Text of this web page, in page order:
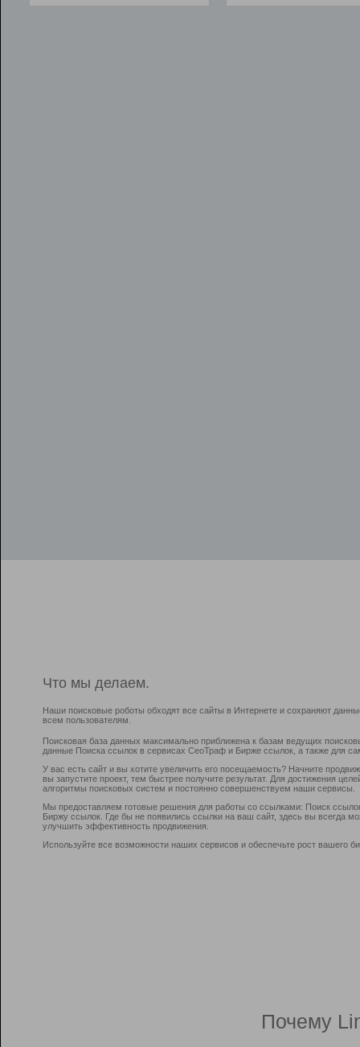
Что мы делаем.
Наши поисковые роботы обходят все сайты в Интернете и сохраняют
всем пользователям.
Поисковая база данных максимально приближена к базам ведущих
данные Поиска ссылок в сервисах СеоТраф и Бирже ссылок, а также для
У вас есть сайт и вы хотите увеличить его посещаемость? Начните
вы запустите проект, тем быстрее получите результат. Для достижения
алгоритмы поисковых систем и постоянно совершенствуем наши сервисы.
Мы предоставляем готовые решения для работы со ссылками: Поиск
Биржу ссылок. Где бы не появились ссылки на ваш сайт, здесь вы всегда
улучшить эффективность продвижения.
Используйте все возможности наших сервисов и обеспечьте рост вашего
Почему